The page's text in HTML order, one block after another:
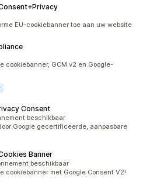
EU-cookiebanner toe aan uw website
cookiebanner, GCM v2 en Google-
Consent
beschikbaar
Google gecertificeerde, aanpasbare
Banner
beschikbaar
cookiebanner met Google Consent V2!